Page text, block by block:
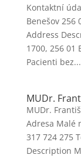
Kontaktní
Benešov 256
Address
1700, 256 01
Pacienti bez...
MUDr.
MUDr.
Adresa Malé
317 724 275
Description